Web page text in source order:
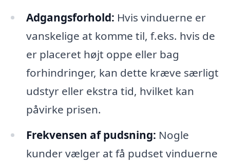
Adgangsforhold: Hvis vinduerne er
vanskelige at komme til, f.eks. hvis de
er placeret højt oppe eller bag
forhindringer, kan dette kræve særligt
udstyr eller ekstra tid, hvilket kan
påvirke prisen.
Frekvensen af pudsning: Nogle
kunder vælger at få pudset vinduerne